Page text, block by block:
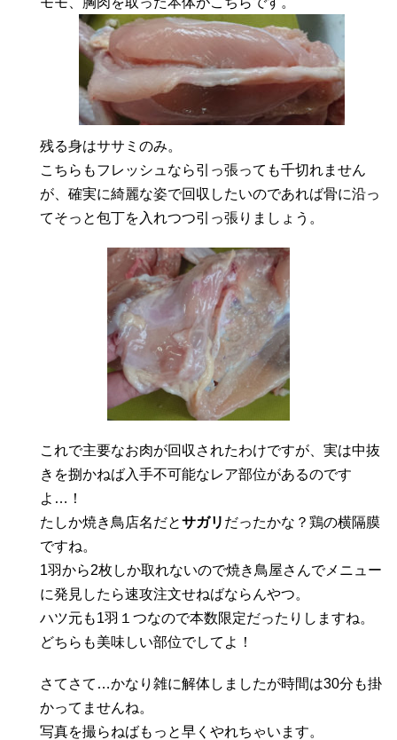
残る身はササミのみ。
こちらもフレッシュなら引っ張っても千切れません
が、確実に綺麗な姿で回収したいのであれば骨に沿っ
てそっと包丁を入れつつ引っ張りましょう。
これで主要なお肉が回収されたわけですが、実は中抜
きを捌かねば入手不可能なレア部位があるのです
よ…！
たしか焼き鳥店名だとサガリ だったかな？鶏の横隔膜
ですね。
1羽から2枚しか取れないので焼き鳥屋さんでメニュー
に発見したら速攻注文せねばならんやつ。
ハツ元も1羽１つなので本数限定だったりしますね。
どちらも美味しい部位でしてよ！
さてさて…かなり雑に解体しましたが時間は30分も掛
かってませんね。
写真を撮らねばもっと早くやれちゃいます。